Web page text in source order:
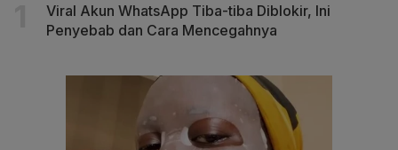
Viral Akun WhatsApp Tiba-tiba Diblokir, Ini
Penyebab dan Cara Mencegahnya